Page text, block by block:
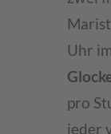
Uhr im
pro
jeder